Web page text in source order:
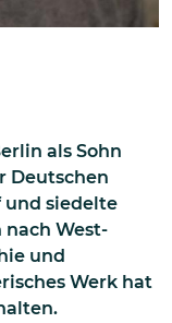
als Sohn
Deutschen
und siedelte
nach West-
und
Werk hat